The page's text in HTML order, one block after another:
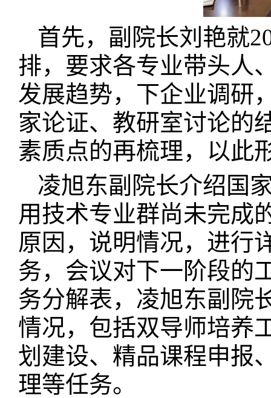
首先，副院长刘艳就
排，要求各专业带头人
发展趋势，下企业调研
家论证、教研室讨论的
素质点的再梳理，以此
凌旭东副院长介绍国
用技术专业群尚未完成
原因，说明情况，进行
务，会议对下一阶段的
务分解表，凌旭东副院
情况，包括双导师培养
划建设、精品课程申报
理等任务。